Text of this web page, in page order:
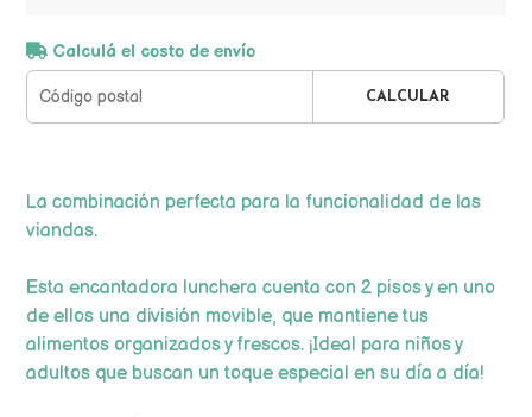
Calculá el costo de envío
CALCULAR
La combinación perfecta para la funcionalidad de las
viandas.
Esta encantadora lunchera cuenta con 2 pisos y en uno
de ellos una división movible, que mantiene tus
alimentos organizados y frescos. ¡Ideal para niños y
adultos que buscan un toque especial en su día a día!